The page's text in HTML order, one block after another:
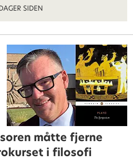
SIDEN
måtte fjerne
i filosofi